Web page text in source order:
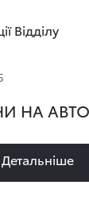
Відділу
НА АВТО
Детальнiше